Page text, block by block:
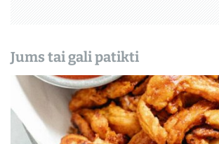
Jums tai gali patikti